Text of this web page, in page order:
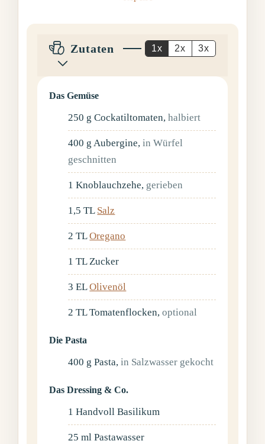
Zutaten 1x 2x 3x
Das Gemüse
250 g Cockatiltomaten,halbiert
400 g Aubergine,in Würfel
geschnitten
1 Knoblauchzehe, gerieben
1,5 TL Salz
2 TLOregano
1 TLZucker
3 ELOlivenöl
2 TLTomatenflocken,optional
Die Pasta
400 g Pasta,in Salzwasser gekocht
Das Dressing & Co.
1 HandvollBasilikum
25 ml Pastawasser